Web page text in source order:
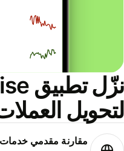
العملات
مقارنة مقدمي خدمات